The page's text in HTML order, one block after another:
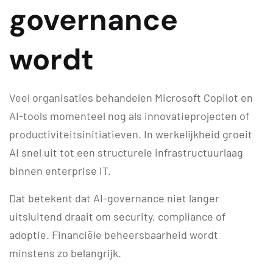
governance
wordt
Veel organisaties behandelen Microsoft Copilot en
AI-tools momenteel nog als innovatieprojecten of
productiviteitsinitiatieven. In werkelijkheid groeit
AI snel uit tot een structurele infrastructuurlaag
binnen enterprise IT.
Dat betekent dat AI-governance niet langer
uitsluitend draait om security, compliance of
adoptie. Financiële beheersbaarheid wordt
minstens zo belangrijk.